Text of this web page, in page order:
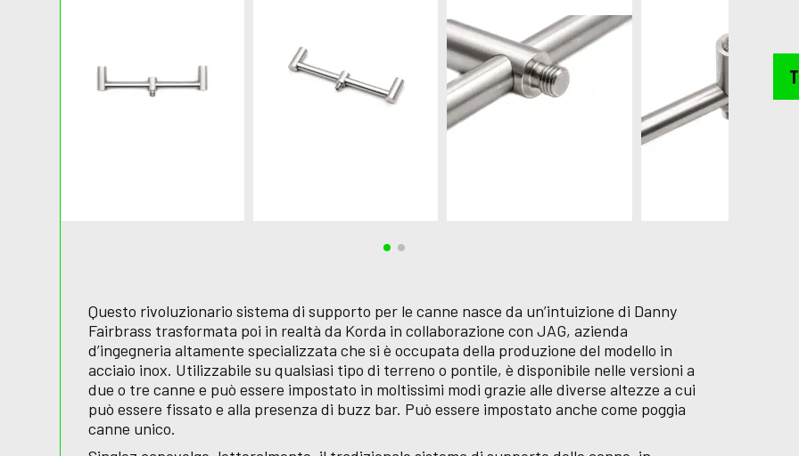
Questo rivoluzionario sistema di supporto per le canne nasce da un’intuizione di Danny
Fairbrass trasformata poi in realtà da Korda in collaborazione con JAG, azienda
d’ingegneria altamente specializzata che si è occupata della produzione del modello in
acciaio inox. Utilizzabile su qualsiasi tipo di terreno o pontile, è disponibile nelle versioni a
due o tre canne e può essere impostato in moltissimi modi grazie alle diverse altezze a cui
può essere fissato e alla presenza di buzz bar. Può essere impostato anche come poggia
canne unico.